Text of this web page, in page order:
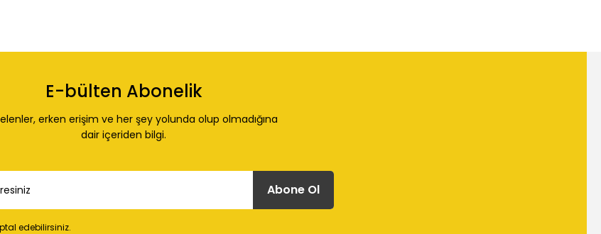
E-bülten Abonelik
erken erişim ve her şey yolunda olup olmadığına
dair içeriden bilgi.
Abone Ol
edebilirsiniz.